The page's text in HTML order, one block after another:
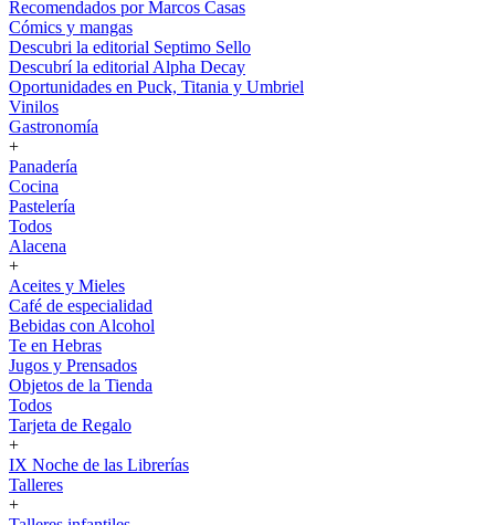
Recomendados por Marcos Casas
Cómics y mangas
Descubri la editorial Septimo Sello
Descubrí la editorial Alpha Decay
Oportunidades en Puck, Titania y Umbriel
Vinilos
Gastronomía
+
Panadería
Cocina
Pastelería
Todos
Alacena
+
Aceites y Mieles
Café de especialidad
Bebidas con Alcohol
Te en Hebras
Jugos y Prensados
Objetos de la Tienda
Todos
Tarjeta de Regalo
+
IX Noche de las Librerías
Talleres
+